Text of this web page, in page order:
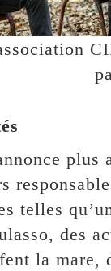
telles
des
la mare,